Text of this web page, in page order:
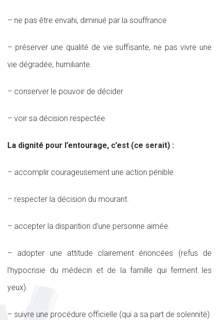
– ne pas être envahi, diminué par la souffrance
– préserver une qualité de vie suffisante, ne pas vivre une
vie dégradée, humiliante.
– conserver le pouvoir de décider
– voir sa décision respectée
La dignité pour l’entourage, c’est (ce serait) :
– accomplir courageusement une action pénible.
– respecter la décision du mourant.
– accepter la disparition d’une personne aimée.
– adopter une attitude clairement énoncées (refus de
l’hypocrisie du médecin et de la famille qui ferment les
yeux).
– suivre une procédure officielle (qui a sa part de solennité)